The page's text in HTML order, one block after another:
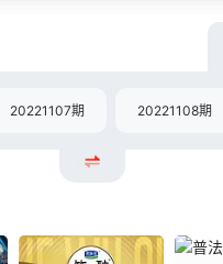
20221107期 20221108期